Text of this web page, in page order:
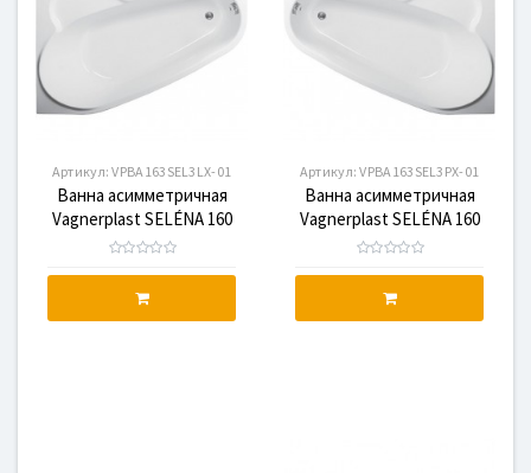
Артикул:VPBA163SEL3LX-01
Ванна асимметричная
Vagnerplast SELÉNA 160
L(VPBA163SEL3LX-01)
Артикул:VPBA163SEL3PX-01
Ванна асимметричная
Vagnerplast SELÉNA 160
P(VPBA163SEL3PX-01)